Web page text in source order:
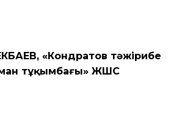
«Кондратов тәжiрибе
тұқымбағы» ЖШС